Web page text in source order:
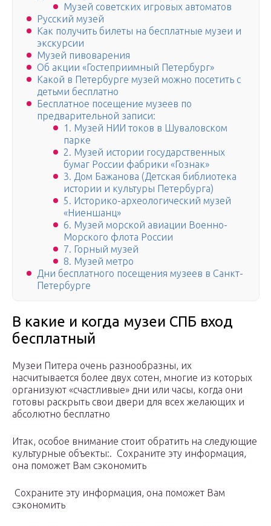
Музей советских игровых автоматов
Русский музей
Как получить билеты на бесплатные музеи и
экскурсии
Музей пивоварения
Об акции «Гостеприимный Петербург»
Какой в Петербурге музей можно посетить с
детьми бесплатно
Бесплатное посещение музеев по
предварительной записи:
1. Музей НИИ токов в Шуваловском
парке
2. Музей истории государственных
бумаг России фабрики «Гознак»
3. Дом Бажанова (Детская библиотека
истории и культуры Петербурга)
5. Историко-археологический музей
«Ниеншанц»
6. Музей морской авиации Военно-
Морского флота России
7. Горный музей
8. Музей метро
Дни бесплатного посещения музеев в Санкт-
Петербурге
В какие и когда музеи СПБ вход
бесплатный
Музеи Питера очень разнообразны, их
насчитывается более двух сотен, многие из которых
организуют «счастливые» дни или часы, когда они
готовы раскрыть свои двери для всех желающих и
абсолютно бесплатно
Итак, особое внимание стоит обратить на следующие
культурные объекты:. Сохраните эту информация,
она поможет Вам сэкономить
Сохраните эту информация, она поможет Вам
сэкономить